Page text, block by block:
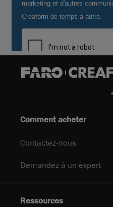
Comment acheter
Contactez-nous
Demandez à un expert
Ressources